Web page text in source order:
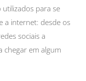
para se
a internet: desde os
sociais a
chegar em algum